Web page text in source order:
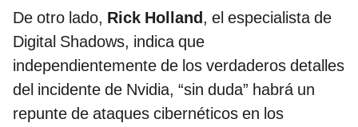
De otro lado, Rick Holland, el especialista de
Digital Shadows, indica que
independientemente de los verdaderos detalles
del incidente de Nvidia, “sin duda” habrá un
repunte de ataques cibernéticos en los